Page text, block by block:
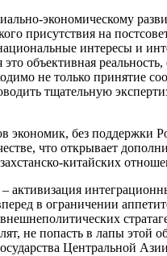
экономическому
присутствия на
интересы и
объективная
не только принятие
тщательную
без поддержки
что открывает
китайских
активизация
в ограничении
не попасть в лапы этой
Центральной